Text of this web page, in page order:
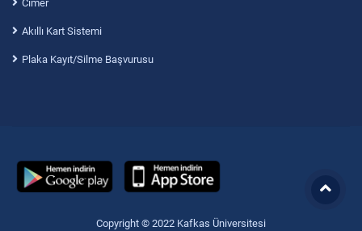
Cimer
Akıllı Kart Sistemi
Plaka Kayıt/Silme Başvurusu
Copyright © 2022 Kafkas Üniversitesi